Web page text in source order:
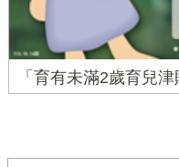
「育有未滿2歲育兒